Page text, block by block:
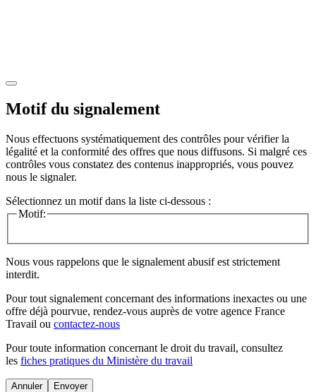
Motif du signalement
Nous effectuons systématiquement des contrôles pour vérifier la
légalité et la conformité des offres que nous diffusons. Si malgré ces
contrôles vous constatez des contenus inappropriés, vous pouvez
nous le signaler.
Sélectionnez un motif dans la liste ci-dessous :
Motif:
Nous vous rappelons que le signalement abusif est strictement
interdit.
Pour tout signalement concernant des informations inexactes ou une
offre déjà pourvue, rendez-vous auprès de votre agence France
Travail ou contactez-nous
Pour toute information concernant le droit du travail, consultez
les fiches pratiques du Ministère du travail
Annuler